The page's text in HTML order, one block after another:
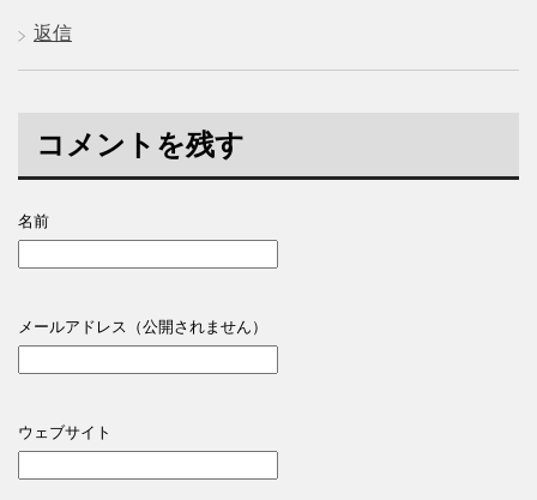
返信
コメントを残す
名前
メールアドレス（公開されません）
ウェブサイト